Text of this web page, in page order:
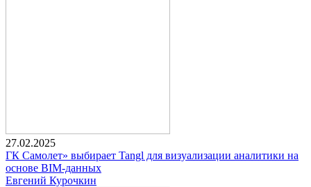
27.02.2025
ГК Самолет» выбирает Tangl для визуализации аналитики на
основе BIM-данных
Евгений Курочкин